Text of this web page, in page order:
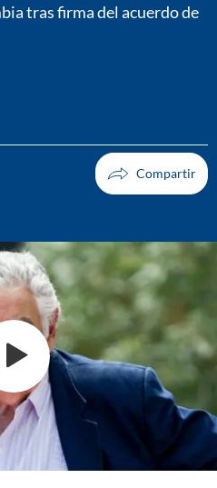
tras firma del acuerdo de